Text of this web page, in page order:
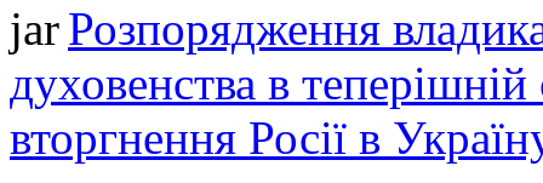
Розпорядження
духовенства в теперішній
вторгнення Росії в